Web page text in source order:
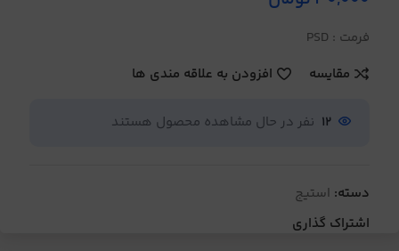
فرمت : PSD
مقایسه
افزودن به علاقه مندی ها
12 نفر در حال مشاهده محصول هستند
دسته: استیج
اشتراک گذاری